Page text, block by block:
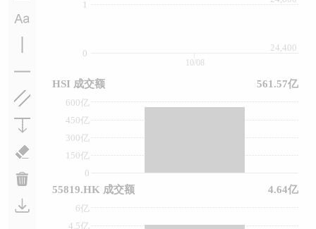
0
1
24,400
0
150亿
300亿
450亿
600亿
4.5亿
6亿
10/08
HSI 成交额 561.57亿
55819.HK 成交额 4.64亿